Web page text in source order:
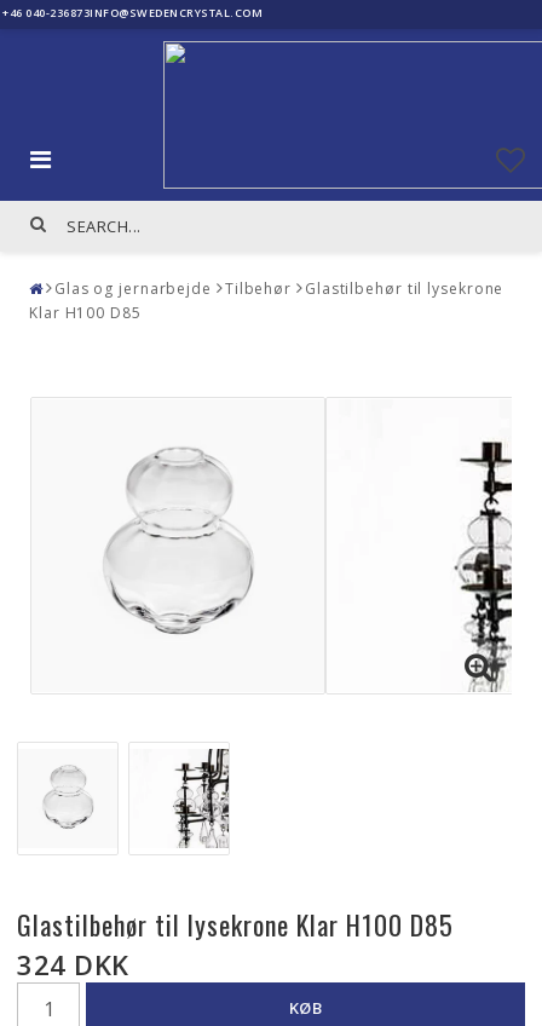
+46 040-236873INFO@SWEDENCRYSTAL.COM
Glas og jernarbejde Tilbehør
Glastilbehør til lysekrone
Klar H100 D85
Glastilbehør til lysekrone Klar H100 D85
324 DKK
KØB